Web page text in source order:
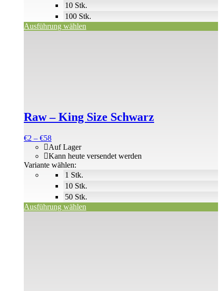
10 Stk.
100 Stk.
Ausführung wählen
Raw – King Size Schwarz
€2 – €58Preisspanne:
€2
bis
€58
1 Stk.
10 Stk.
50 Stk.
Auf Lager
Kann heute versendet werden
Variante wählen:
Ausführung wählen
auf
der
gewählt
werden